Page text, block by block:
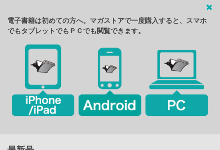
電子書籍は初めての方へ。マガストアで一度購入すると、スマホ
でもタブレットでもＰＣでも閲覧できます。